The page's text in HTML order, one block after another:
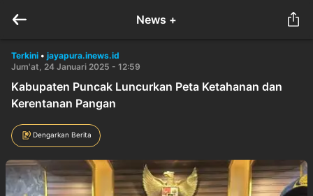
News +
Terkini • jayapura.inews.id
Jum'at, 24 Januari 2025 - 12:59
Kabupaten Puncak Luncurkan Peta Ketahanan dan
Kerentanan Pangan
Dengarkan Berita